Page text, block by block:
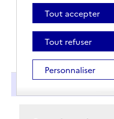
Tout accepter
Tout refuser
Personnaliser